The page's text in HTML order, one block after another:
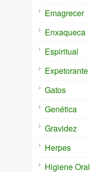
Emagrecer
Enxaqueca
Espiritual
Expetorante
Gatos
Genética
Gravidez
Herpes
Higiene Oral